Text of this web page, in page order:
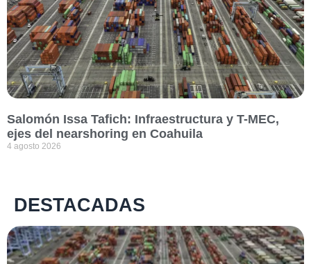
Salomón Issa Tafich: Infraestructura y T-MEC,
ejes del nearshoring en Coahuila
4 agosto 2026
DESTACADAS